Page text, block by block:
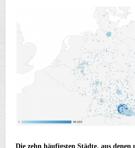
Die zehn häufigsten Städte, aus denen